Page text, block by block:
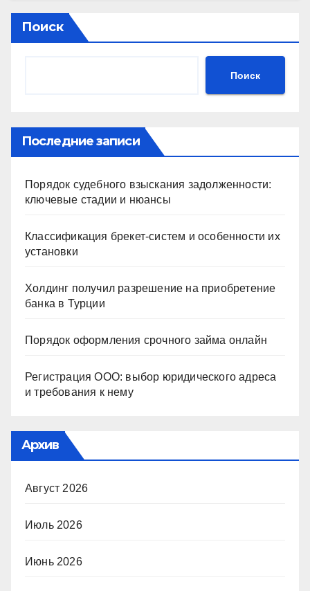
Поиск
Поиск
Последние записи
Порядок судебного взыскания задолженности:
ключевые стадии и нюансы
Классификация брекет-систем и особенности их
установки
Холдинг получил разрешение на приобретение
банка в Турции
Порядок оформления срочного займа онлайн
Регистрация ООО: выбор юридического адреса
и требования к нему
Архив
Август 2026
Июль 2026
Июнь 2026